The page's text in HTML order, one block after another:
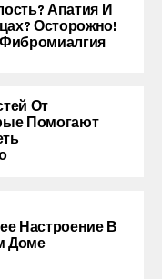
Апатия И
Осторожно!
От
Помогают
Настроение В
Доме